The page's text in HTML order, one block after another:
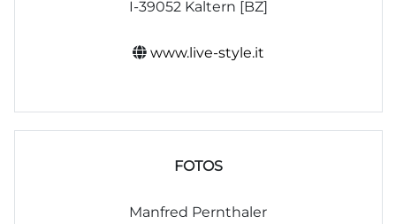
I-39052 Kaltern [BZ]
www.live-style.it
FOTOS
Manfred Pernthaler